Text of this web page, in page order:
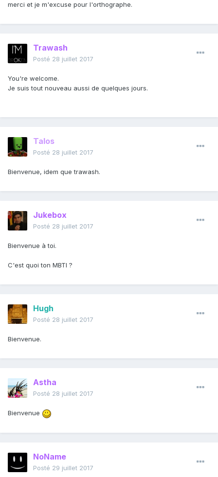
merci et je m'excuse pour l'orthographe.
Trawash
Posté 28 juillet 2017
You're welcome.
Je suis tout nouveau aussi de quelques jours.
Talos
Posté 28 juillet 2017
Bienvenue, idem que trawash.
Jukebox
Posté 28 juillet 2017
Bienvenue à toi.
C'est quoi ton MBTI ?
Hugh
Posté 28 juillet 2017
Bienvenue.
Astha
Posté 28 juillet 2017
Bienvenue
NoName
Posté 29 juillet 2017